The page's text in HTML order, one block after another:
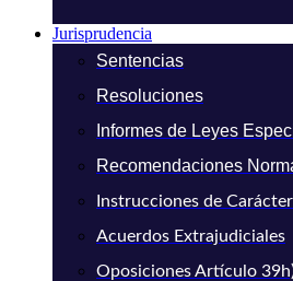
Jurisprudencia
Sentencias
Resoluciones
Informes de Leyes
Recomendaciones
Instrucciones de Carácter
Acuerdos Extrajudiciales
Oposiciones Artículo